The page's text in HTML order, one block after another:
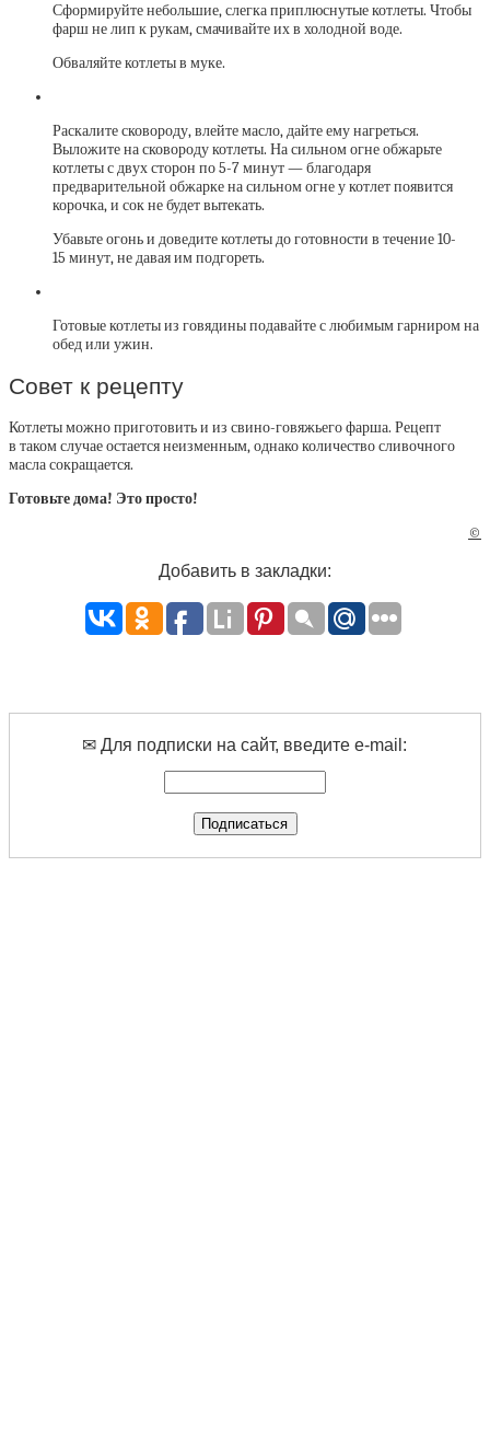
Сформируйте небольшие, слегка приплюснутые котлеты. Чтобы
фарш не лип к рукам, смачивайте их в холодной воде.
Обваляйте котлеты в муке.
Раскалите сковороду, влейте масло, дайте ему нагреться.
Выложите на сковороду котлеты. На сильном огне обжарьте
котлеты с двух сторон по 5-7 минут — благодаря
предварительной обжарке на сильном огне у котлет появится
корочка, и сок не будет вытекать.
Убавьте огонь и доведите котлеты до готовности в течение 10-
15 минут, не давая им подгореть.
Готовые котлеты из говядины подавайте с любимым гарниром на
обед или ужин.
Совет к рецепту
Котлеты можно приготовить и из свино-говяжьего фарша. Рецепт
в таком случае остается неизменным, однако количество сливочного
масла сокращается.
Готовьте дома! Это просто!
©
Добавить в закладки:
✉ Для подписки на сайт, введите e-mail: